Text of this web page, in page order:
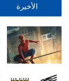
الأخيرة